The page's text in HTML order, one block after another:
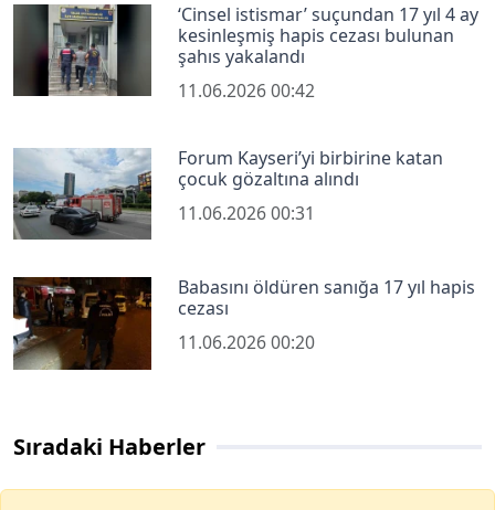
‘Cinsel istismar’ suçundan 17 yıl 4 ay
kesinleşmiş hapis cezası bulunan
şahıs yakalandı
11.06.2026 00:42
Forum Kayseri’yi birbirine katan
çocuk gözaltına alındı
11.06.2026 00:31
Babasını öldüren sanığa 17 yıl hapis
cezası
11.06.2026 00:20
Sıradaki Haberler